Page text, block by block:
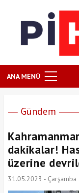
ANA MENÜ
Gündem
dakikalar!
üzerine
31.05.2023 - Çarşamba